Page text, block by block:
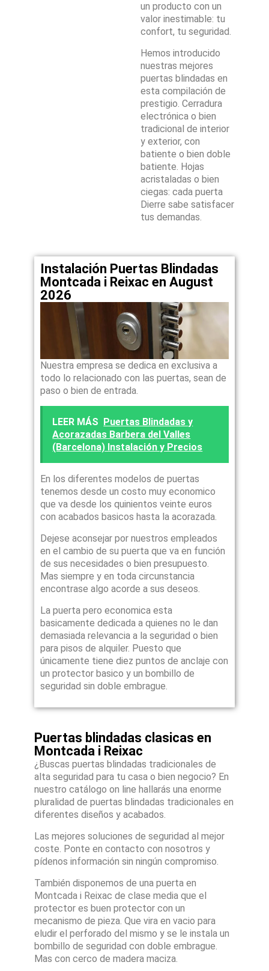
un producto con un
valor inestimable: tu
confort, tu seguridad.
Hemos introducido
nuestras mejores
puertas blindadas en
esta compilación de
prestigio. Cerradura
electrónica o bien
tradicional de interior
y exterior, con
batiente o bien doble
batiente. Hojas
acristaladas o bien
ciegas: cada puerta
Dierre sabe satisfacer
tus demandas.
Instalación Puertas Blindadas
Montcada i Reixac en August
2026
Nuestra empresa se dedica en exclusiva a
todo lo relacionado con las puertas, sean de
paso o bien de entrada.
LEER MÁS Puertas Blindadas y
Acorazadas Barbera del Valles
(Barcelona) Instalación y Precios
En los diferentes modelos de puertas
tenemos desde un costo muy economico
que va desde los quinientos veinte euros
con acabados basicos hasta la acorazada.
Dejese aconsejar por nuestros empleados
en el cambio de su puerta que va en función
de sus necesidades o bien presupuesto.
Mas siempre y en toda circunstancia
encontrase algo acorde a sus deseos.
La puerta pero economica esta
basicamente dedicada a quienes no le dan
demasiada relevancia a la seguridad o bien
para pisos de alquiler. Puesto que
únicamente tiene diez puntos de anclaje con
un protector basico y un bombillo de
seguridad sin doble embrague.
Puertas blindadas clasicas en
Montcada i Reixac
¿Buscas puertas blindadas tradicionales de
alta seguridad para tu casa o bien negocio? En
nuestro catálogo on line hallarás una enorme
pluralidad de puertas blindadas tradicionales en
diferentes diseños y acabados.
Las mejores soluciones de seguridad al mejor
coste. Ponte en contacto con nosotros y
pídenos información sin ningún compromiso.
También disponemos de una puerta en
Montcada i Reixac de clase media que el
protector es buen protector con un
mecanismo de pieza. Que vira en vacio para
eludir el perforado del mismo y se le instala un
bombillo de seguridad con doble embrague.
Mas con cerco de madera maciza.